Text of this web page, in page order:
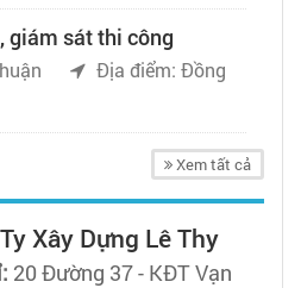
giám sát thi công
Địa điểm: Đồng
Xem tất cả
Xây Dựng Lê Thy
20 Đường 37 - KĐT Vạn